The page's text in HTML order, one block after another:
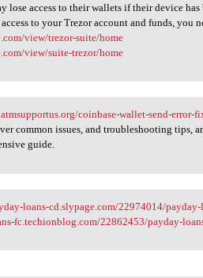
may lose
lose access to their wallets if their device
to your Trezor account and funds, you
view/trezor-suite/home
view/suite-trezor/home
coinbase-wallet-send-error-
common issues, and troubleshooting tips,
guide.
payday-loans
loans-cd.slypage.com/22974014/payday-
fc.techionblog.com/22862453/payday-